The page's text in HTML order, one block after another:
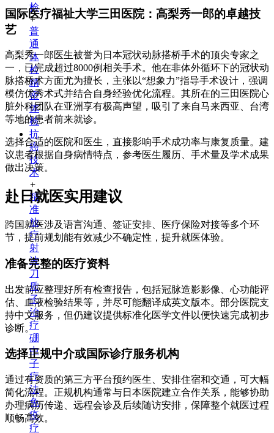
检
+
普
通
体
检
精
密
体
检
抗
癌
技
术
+
精
准
放
疗
射
波
刀
质
子
治
疗
硼
中
子
疗
法
免
疫
疗
国际医疗福祉大学三田医院：高梨秀一郎的卓越技
艺
高梨秀一郎医生被誉为日本冠状动脉搭桥手术的顶尖专家之
一，已完成超过8000例相关手术。他在非体外循环下的冠状动
脉搭桥术方面尤为擅长，主张以“想象力”指导手术设计，强调
模仿优秀术式并结合自身经验优化流程。其所在的三田医院心
脏外科团队在亚洲享有极高声望，吸引了来自马来西亚、台湾
等地的患者前来就诊。
选择合适的医院和医生，直接影响手术成功率与康复质量。建
议患者根据自身病情特点，参考医生履历、手术量及学术成果
做出决策。
赴日就医实用建议
跨国就医涉及语言沟通、签证安排、医疗保险对接等多个环
节，提前规划能有效减少不确定性，提升就医体验。
准备完整的医疗资料
出发前应整理好所有检查报告，包括冠脉造影影像、心功能评
估、血液检验结果等，并尽可能翻译成英文版本。部分医院支
持中文服务，但仍建议提供标准化医学文件以便快速完成初步
诊断。
选择正规中介或国际诊疗服务机构
通过有资质的第三方平台预约医生、安排住宿和交通，可大幅
简化流程。正规机构通常与日本医院建立合作关系，能够协助
办理病历传递、远程会诊及后续随访安排，保障整个就医过程
顺畅高效。